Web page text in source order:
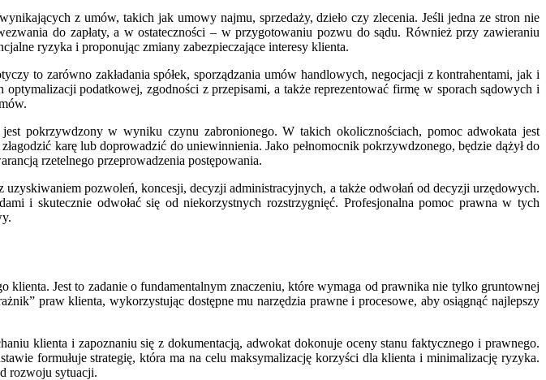
z umów, takich jak umowy najmu, sprzedaży, dzieło czy zlecenia. Jeśli jedna ze stron nie
do zapłaty, a w ostateczności – w przygotowaniu pozwu do sądu. Również przy zawieraniu
ryzyka i proponując zmiany zabezpieczające interesy klienta.
to zarówno zakładania spółek, sporządzania umów handlowych, negocjacji z kontrahentami, jak i
podatkowej, zgodności z przepisami, a także reprezentować firmę w sporach sądowych i
pokrzywdzony w wyniku czynu zabronionego. W takich okolicznościach, pomoc adwokata jest
karę lub doprowadzić do uniewinnienia. Jako pełnomocnik pokrzywdzonego, będzie dążył do
rzetelnego przeprowadzenia postępowania.
pozwoleń, koncesji, decyzji administracyjnych, a także odwołań od decyzji urzędowych.
i skutecznie odwołać się od niekorzystnych rozstrzygnięć. Profesjonalna pomoc prawna w tych
Jest to zadanie o fundamentalnym znaczeniu, które wymaga od prawnika nie tylko gruntownej
praw klienta, wykorzystując dostępne mu narzędzia prawne i procesowe, aby osiągnąć najlepszy
klienta i zapoznaniu się z dokumentacją, adwokat dokonuje oceny stanu faktycznego i prawnego.
formułuje strategię, która ma na celu maksymalizację korzyści dla klienta i minimalizację ryzyka.
rozwoju sytuacji.